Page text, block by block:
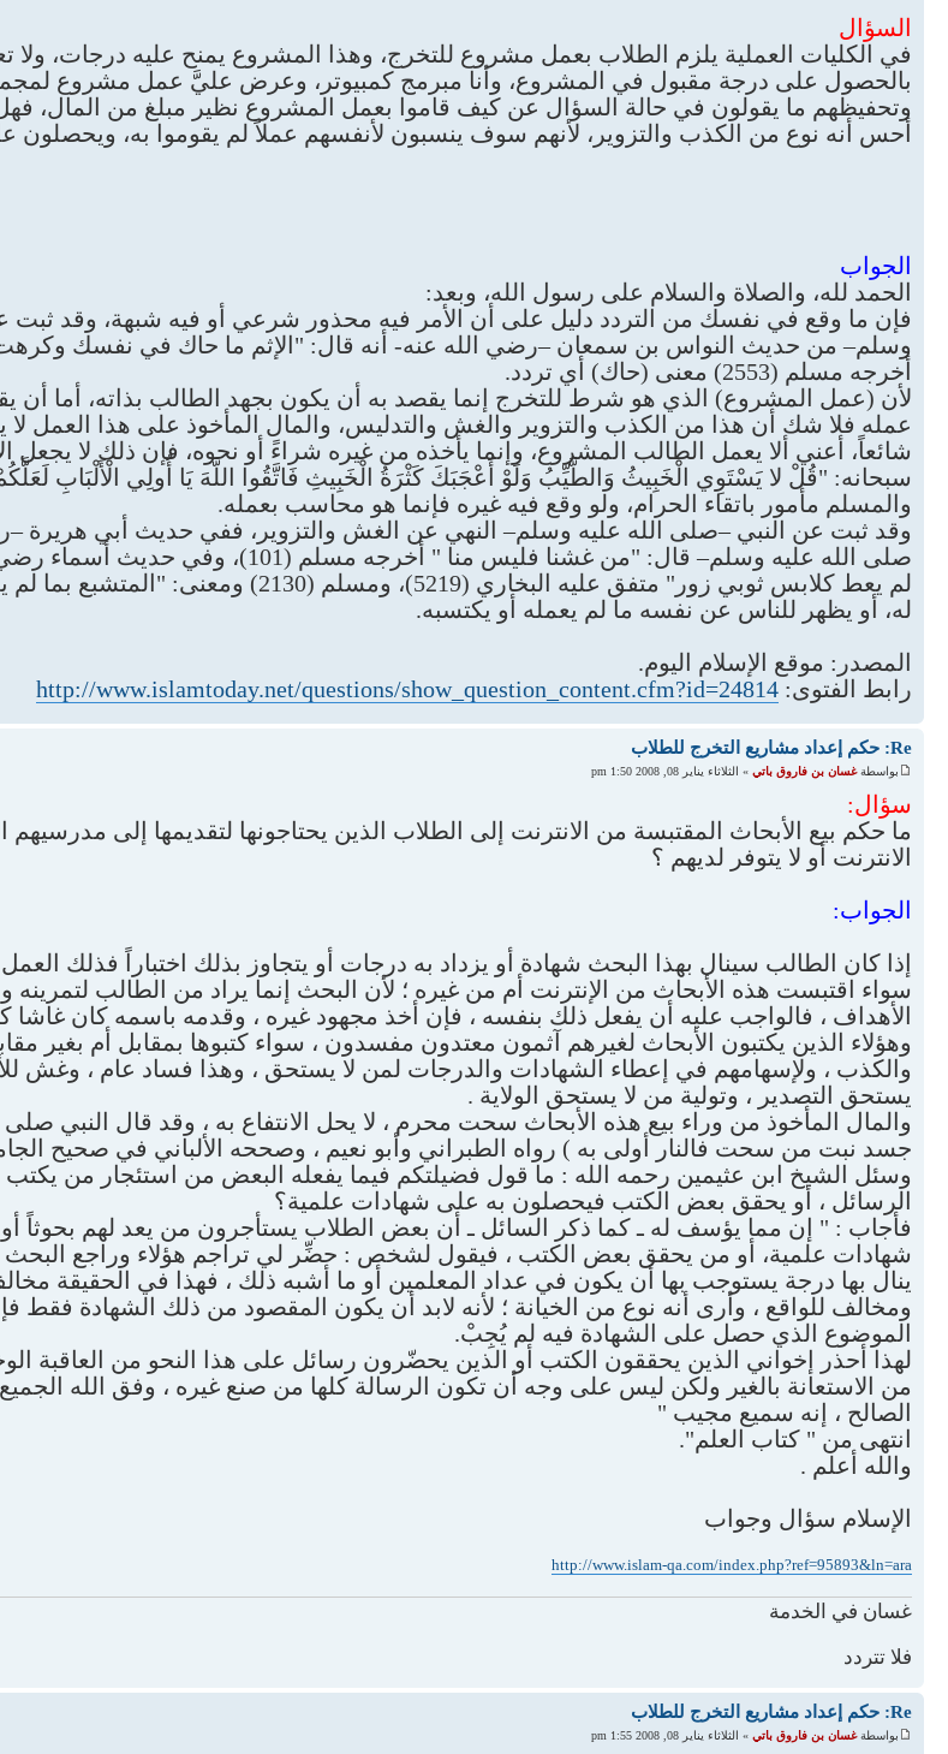
السؤال
في الكليات العملية يلزم الطلاب بعمل مشروع للتخرج، وهذا المشروع يمنح عليه درجات، ولا
بالحصول على درجة مقبول في المشروع، وأنا مبرمج كمبيوتر، وعرض عليَّ عمل مشروع
وتحفيظهم ما يقولون في حالة السؤال عن كيف قاموا بعمل المشروع نظير مبلغ من المال، فهل
أحس أنه نوع من الكذب والتزوير، لأنهم سوف ينسبون لأنفسهم عملاً لم يقوموا به، ويحصلون
الجواب
الحمد لله، والصلاة والسلام على رسول الله، وبعد:
فإن ما وقع في نفسك من التردد دليل على أن الأمر فيه محذور شرعي أو فيه شبهة، وقد ثبت
وسلم– من حديث النواس بن سمعان –رضي الله عنه- أنه قال: "الإثم ما حاك في نفسك
أخرجه مسلم (2553) معنى (حاك) أي تردد.
لأن (عمل المشروع) الذي هو شرط للتخرج إنما يقصد به أن يكون بجهد الطالب بذاته، أما أن
عمله فلا شك أن هذا من الكذب والتزوير والغش والتدليس، والمال المأخوذ على هذا العمل لا
شائعاً، أعني ألا يعمل الطالب المشروع، وإنما يأخذه من غيره شراءً أو نحوه، فإن ذلك لا يجعل
والمسلم مأمور باتقاء الحرام، ولو وقع فيه غيره فإنما هو محاسب بعمله.
وقد ثبت عن النبي –صلى الله عليه وسلم– النهي عن الغش والتزوير، ففي حديث أبي هريرة
صلى الله عليه وسلم– قال: "من غشنا فليس منا " أخرجه
لم يعط كلابس ثوبي زور" متفق عليه البخاري (5219)،
له، أو يظهر للناس عن نفسه ما لم يعمله أو يكتسبه.
المصدر: موقع الإسلام اليوم.
رابط الفتوى: http://www.islamtoday.net/questions/show_question_content.cfm?id=24814
Re: حكم إعداد مشاريع التخرج للطلاب
بواسطةغسان بن فاروق باتي » الثلاثاء يناير 08, 2008 1:50 pm
سؤال:
ما حكم بيع الأبحاث المقتبسة من الانترنت إلى الطلاب الذين يحتاجونها لتقديمها إلى مدرسيهم
الانترنت أو لا يتوفر لديهم ؟
الجواب:
إذا كان الطالب سينال بهذا البحث شهادة أو يزداد به درجات أو يتجاوز بذلك اختباراً فذلك
سواء اقتبست هذه الأبحاث من الإنترنت أم من غيره ؛ لأن البحث إنما يراد من الطالب لتمرينه
الأهداف ، فالواجب عليه أن يفعل ذلك بنفسه ، فإن أخذ مجهود غيره ، وقدمه باسمه كان غاشا
وهؤلاء الذين يكتبون الأبحاث لغيرهم آثمون معتدون مفسدون ، سواء كتبوها بمقابل أم بغير
والكذب ، ولإسهامهم في إعطاء الشهادات والدرجات لمن لا يستحق ، وهذا فساد عام ، وغش
يستحق التصدير ، وتولية من لا يستحق الولاية .
والمال المأخوذ من وراء بيع هذه الأبحاث سحت محرم ، لا يحل الانتفاع به ، وقد قال النبي
جسد نبت من سحت فالنار أولى به ) رواه الطبراني وأبو نعيم ، وصححه الألباني في صحيح الجامع
وسئل الشيخ ابن عثيمين رحمه الله : ما قول فضيلتكم فيما يفعله البعض من استئجار من يكتب
الرسائل ، أو يحقق بعض الكتب فيحصلون به على شهادات علمية؟
فأجاب : " إن مما يؤسف له ـ كما ذكر السائل ـ أن بعض الطلاب يستأجرون من يعد لهم بحوثاً
شهادات علمية، أو من يحقق بعض الكتب ، فيقول لشخص : حضِّر لي تراجم هؤلاء وراجع البحث
ينال بها درجة يستوجب بها أن يكون في عداد المعلمين أو ما أشبه ذلك ، فهذا في الحقيقة
ومخالف للواقع ، وأرى أنه نوع من الخيانة ؛ لأنه لابد أن يكون المقصود من ذلك الشهادة فقط
الموضوع الذي حصل على الشهادة فيه لم يُجِبْ.
لهذا أحذر إخواني الذين يحققون الكتب أو الذين يحضّرون رسائل على هذا النحو من العاقبة
من الاستعانة بالغير ولكن ليس على وجه أن تكون الرسالة كلها من صنع غيره ، وفق الله الجميع
الصالح ، إنه سميع مجيب "
انتهى من " كتاب العلم".
والله أعلم .
الإسلام سؤال وجواب
http://www.islam-qa.com/index.php?ref=95893&ln=ara
غسان في الخدمة
فلا تتردد
Re: حكم إعداد مشاريع التخرج للطلاب
بواسطةغسان بن فاروق باتي » الثلاثاء يناير 08, 2008 1:55 pm